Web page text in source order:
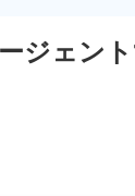
ジェン